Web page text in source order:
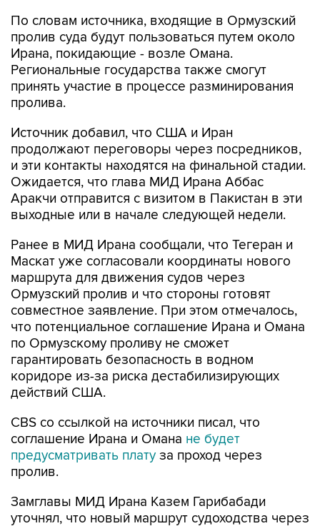
По словам источника, входящие в Ормузский
пролив суда будут пользоваться путем около
Ирана, покидающие - возле Омана.
Региональные государства также смогут
принять участие в процессе разминирования
пролива.
Источник добавил, что США и Иран
продолжают переговоры через посредников,
и эти контакты находятся на финальной стадии.
Ожидается, что глава МИД Ирана Аббас
Аракчи отправится с визитом в Пакистан в эти
выходные или в начале следующей недели.
Ранее в МИД Ирана сообщали, что Тегеран и
Маскат уже согласовали координаты нового
маршрута для движения судов через
Ормузский пролив и что стороны готовят
совместное заявление. При этом отмечалось,
что потенциальное соглашение Ирана и Омана
по Ормузскому проливу не сможет
гарантировать безопасность в водном
коридоре из-за риска дестабилизирующих
действий США.
CBS со ссылкой на источники писал, что
соглашение Ирана и Омана не будет
предусматривать плату за проход через
пролив.
Замглавы МИД Ирана Казем Гарибабади
уточнял, что новый маршрут судоходства через